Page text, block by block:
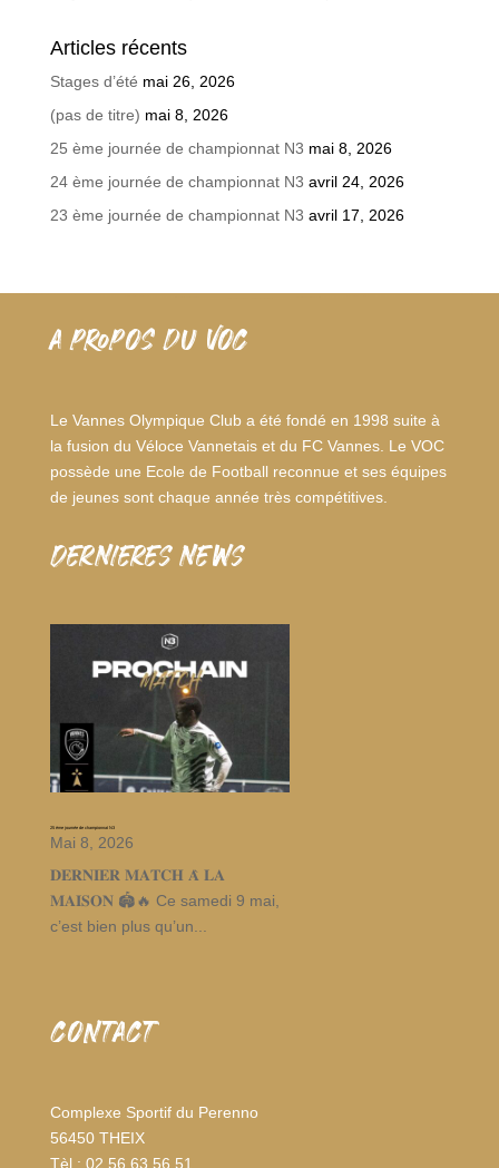
Articles récents
Stages d’été mai 26, 2026
(pas de titre) mai 8, 2026
25 ème journée de championnat N3 mai 8, 2026
24 ème journée de championnat N3 avril 24, 2026
23 ème journée de championnat N3 avril 17, 2026
A PROPOS DU VOC
Le Vannes Olympique Club a été fondé en 1998 suite à
la fusion du Véloce Vannetais et du FC Vannes. Le VOC
possède une Ecole de Football reconnue et ses équipes
de jeunes sont chaque année très compétitives.
dernieres news
25 ème journée de championnat N3
Mai 8, 2026
𝐃𝐄𝐑𝐍𝐈𝐄𝐑 𝐌𝐀𝐓𝐂𝐇 𝐀̀ 𝐋𝐀
𝐌𝐀𝐈𝐒𝐎𝐍 🏟️🔥 Ce samedi 9 mai,
c’est bien plus qu’un...
CONTACT
Complexe Sportif du Perenno
56450 THEIX
Tèl : 02 56 63 56 51